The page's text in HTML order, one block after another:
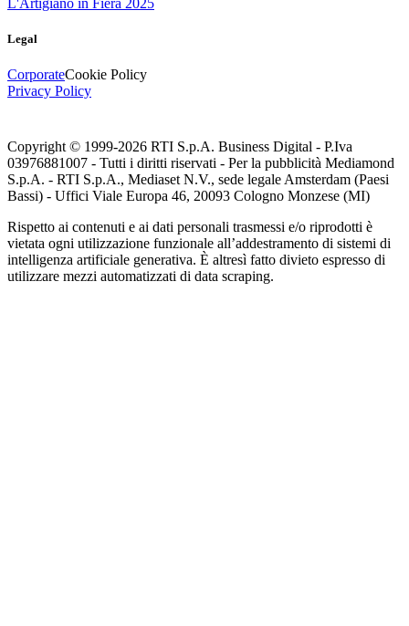
Legal
CorporateCookie Policy
Privacy Policy
Copyright © 1999-2026 RTI S.p.A. Business Digital - P.Iva
03976881007 - Tutti i diritti riservati - Per la pubblicità Mediamond
S.p.A. - RTI S.p.A., Mediaset N.V., sede legale Amsterdam (Paesi
Bassi) - Uffici Viale Europa 46, 20093 Cologno Monzese (MI)
Rispetto ai contenuti e ai dati personali trasmessi e/o riprodotti è
vietata ogni utilizzazione funzionale all’addestramento di sistemi di
intelligenza artificiale generativa. È altresì fatto divieto espresso di
utilizzare mezzi automatizzati di data scraping.